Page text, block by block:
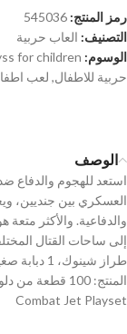
رمز المنتج: 545036
التصنيف: العاب حربية
الوسوم: for children
حربية للاطفال, لعب
الوصف
استعد للهجوم والدفاع
العسكري بين جنديين،
والدفاعية. والأكثر
Combat Jet Playset